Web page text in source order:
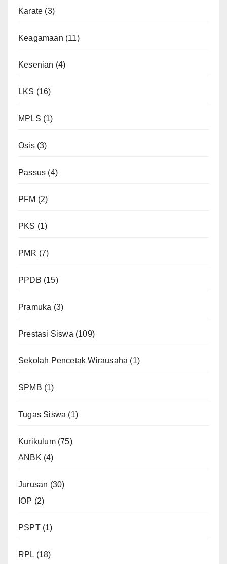
Karate (3)
Keagamaan (11)
Kesenian (4)
LKS (16)
MPLS (1)
Osis(3)
Passus (4)
PFM (2)
PKS (1)
PMR (7)
PPDB (15)
Pramuka (3)
Prestasi Siswa (109)
Sekolah Pencetak Wirausaha (1)
SPMB (1)
Tugas Siswa (1)
Kurikulum(75)
ANBK (4)
Jurusan (30)
IOP (2)
PSPT(1)
RPL (18)